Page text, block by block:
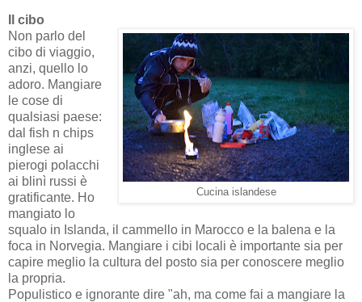
Il cibo
Cucina islandese
Non parlo del
cibo di viaggio,
anzi, quello lo
adoro. Mangiare
le cose di
qualsiasi paese:
dal fish n chips
inglese ai
pierogi polacchi
ai blinì russi è
gratificante. Ho
mangiato lo
squalo in Islanda, il cammello in Marocco e la balena e la
foca in Norvegia. Mangiare i cibi locali è importante sia per
capire meglio la cultura del posto sia per conoscere meglio
la propria.
Populistico e ignorante dire "ah, ma come fai a mangiare la